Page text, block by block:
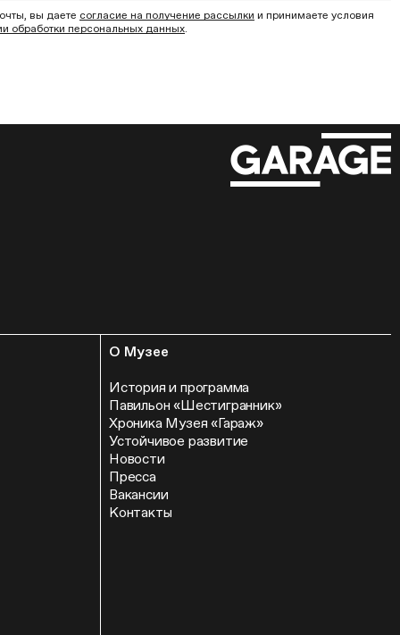
вы даете согласие на получение рассылки и принимаете условия
обработки персональных данных.
О Музее
История и программа
Павильон «Шестигранник»
Хроника Музея «Гараж»
Устойчивое развитие
Новости
Пресса
Вакансии
Контакты